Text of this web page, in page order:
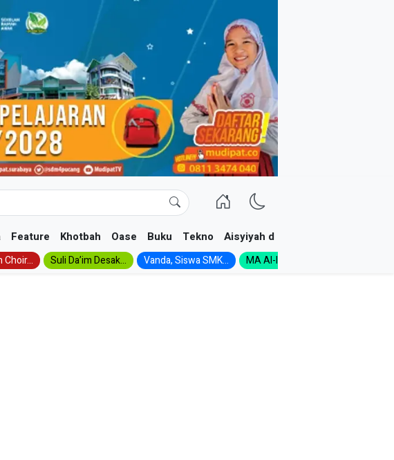
Feature Khotbah Oase Buku Tekno Aisyiyah dan NA
Suli Da’im Desak... Vanda, Siswa SMK... MA Al-Ishlah Gelar...